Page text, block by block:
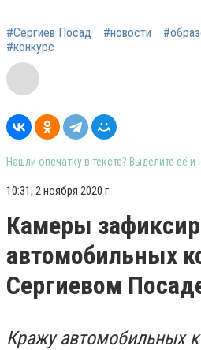
#Сергиев Посад #новости
#конкурс
Нашли опечатку в тексте? Выделите её
10:31, 2 ноября 2020 г.
Камеры
автомобильных
Сергиевом
Кражу автомобильных